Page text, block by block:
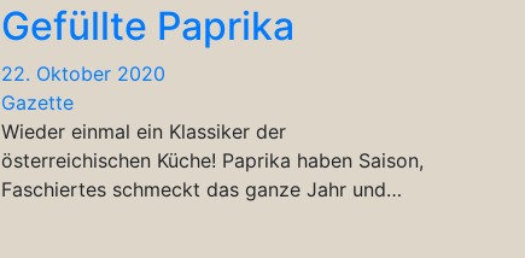
Gefüllte Paprika
22. Oktober 2020
Gazette
Wieder einmal ein Klassiker der
österreichischen Küche! Paprika haben Saison,
Faschiertes schmeckt das ganze Jahr und…